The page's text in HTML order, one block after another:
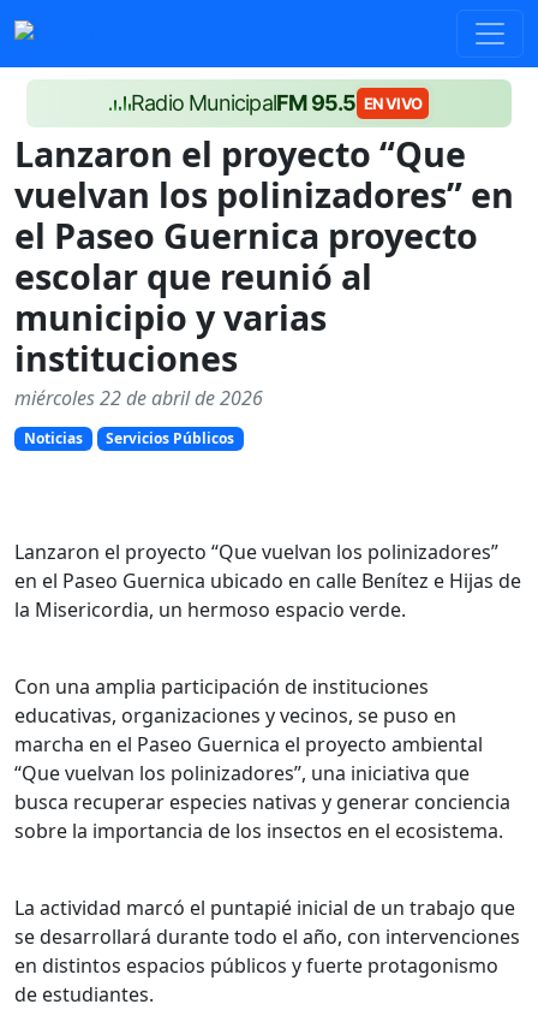
Radio MunicipalFM 95.5 EN VIVO
Lanzaron el proyecto “Que
vuelvan los polinizadores” en
el Paseo Guernica proyecto
escolar que reunió al
municipio y varias
instituciones
miércoles 22 de abril de 2026
Noticias Servicios Públicos
Lanzaron el proyecto “Que vuelvan los polinizadores”
en el Paseo Guernica ubicado en calle Benítez e Hijas de
la Misericordia, un hermoso espacio verde.
Con una amplia participación de instituciones
educativas, organizaciones y vecinos, se puso en
marcha en el Paseo Guernica el proyecto ambiental
“Que vuelvan los polinizadores”, una iniciativa que
busca recuperar especies nativas y generar conciencia
sobre la importancia de los insectos en el ecosistema.
La actividad marcó el puntapié inicial de un trabajo que
se desarrollará durante todo el año, con intervenciones
en distintos espacios públicos y fuerte protagonismo
de estudiantes.